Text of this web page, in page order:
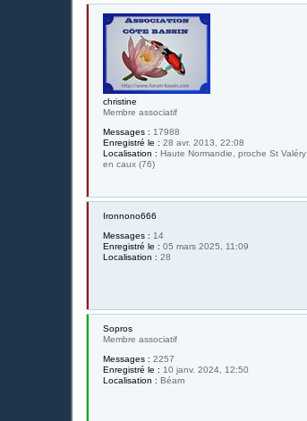
christine
Membre associatif
Messages : 17988
Enregistré le : 28 avr. 2013, 22:08
Localisation : Haute Normandie, proche St Valéry
en caux (76)
Ironnono666
Messages : 14
Enregistré le : 05 mars 2025, 11:09
Localisation : 28
Sopros
Membre associatif
Messages : 2257
Enregistré le : 10 janv. 2024, 12:50
Localisation : Béarn